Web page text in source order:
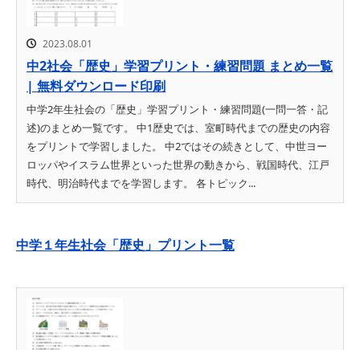
2023.08.01
中2社会「歴史」学習プリント・練習問題 まとめ一覧
| 無料ダウンロード印刷
中学2年生社会の「歴史」学習プリント・練習問題(一問一答・記
述)のまとめ一覧です。 中1歴史では、室町時代までの歴史の内容
をプリントで学習しました。 中2ではその続きとして、中世ヨー
ロッパやイスラム世界といった世界の動きから、戦国時代、江戸
時代、明治時代までを学習します。 各トピック...
中学１年生社会「歴史」プリント一覧